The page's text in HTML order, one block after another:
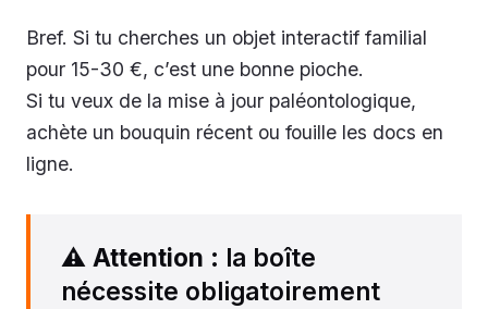
Bref. Si tu cherches un objet interactif familial
pour 15-30 €, c’est une bonne pioche.
Si tu veux de la mise à jour paléontologique,
achète un bouquin récent ou fouille les docs en
ligne.
⚠️ Attention : la boîte
nécessite obligatoirement